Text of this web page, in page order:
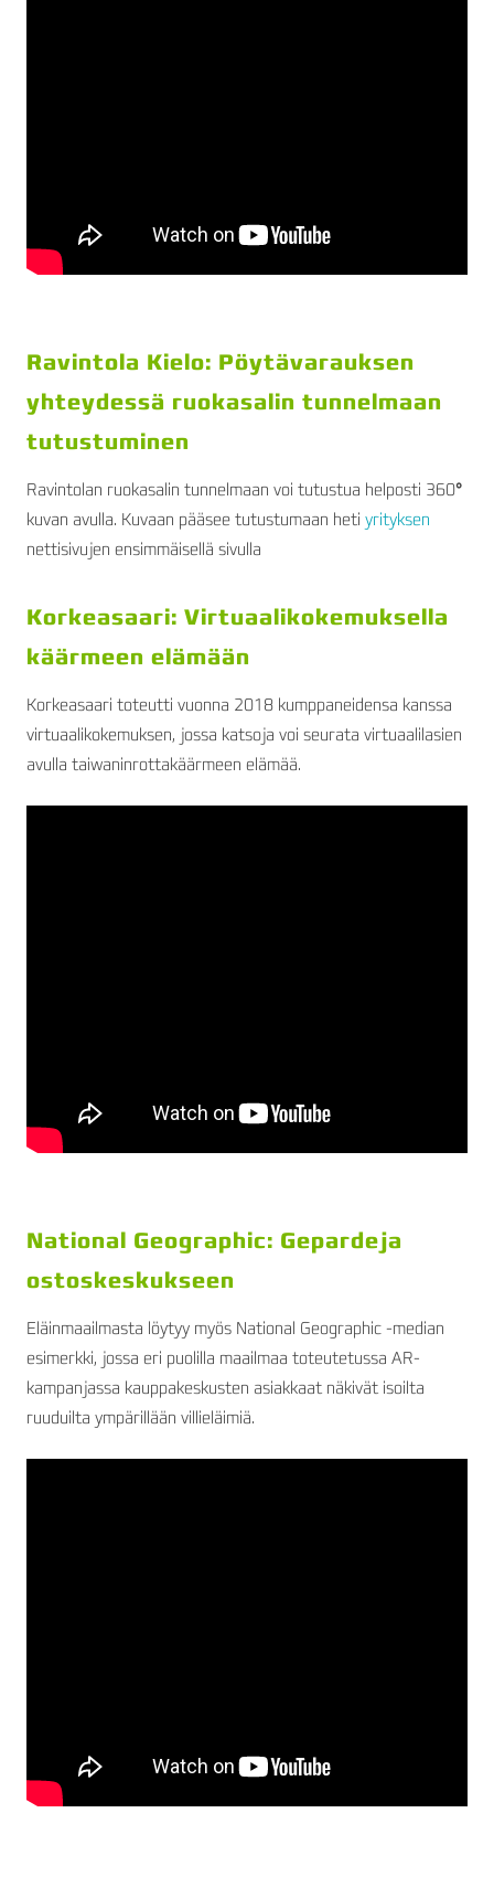
Ravintola Kielo: Pöytävarauksen
yhteydessä ruokasalin tunnelmaan
tutustuminen
Ravintolan ruokasalin tunnelmaan voi tutustua helposti 360°
kuvan avulla. Kuvaan pääsee tutustumaan heti yrityksen
nettisivujen ensimmäisellä sivulla
Korkeasaari: Virtuaalikokemuksella
käärmeen elämään
Korkeasaari toteutti vuonna 2018 kumppaneidensa kanssa
virtuaalikokemuksen, jossa katsoja voi seurata virtuaalilasien
avulla taiwaninrottakäärmeen elämää.
National Geographic: Gepardeja
ostoskeskukseen
Eläinmaailmasta löytyy myös National Geographic -median
esimerkki, jossa eri puolilla maailmaa toteutetussa AR-
kampanjassa kauppakeskusten asiakkaat näkivät isoilta
ruuduilta ympärillään villieläimiä.